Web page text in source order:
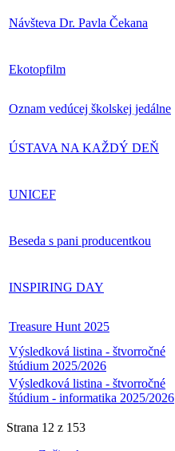
Návšteva Dr. Pavla Čekana
Ekotopfilm
Oznam vedúcej školskej jedálne
ÚSTAVA NA KAŽDÝ DEŇ
UNICEF
Beseda s pani producentkou
INSPIRING DAY
Treasure Hunt 2025
Výsledková listina - štvorročné
štúdium 2025/2026
Výsledková listina - štvorročné
štúdium - informatika 2025/2026
Strana 12 z 153